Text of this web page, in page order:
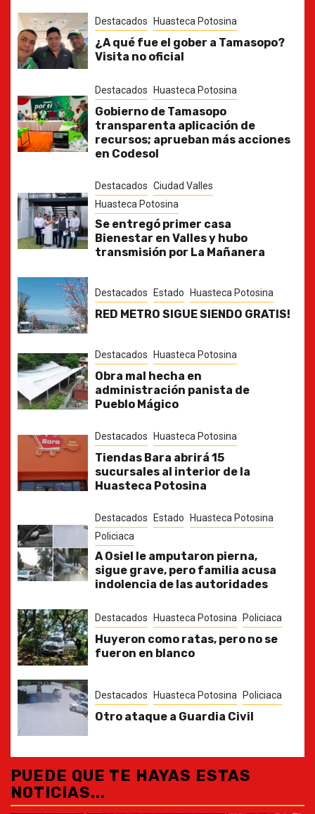
Destacados Huasteca Potosina
¿A qué fue el gober a Tamasopo?
Visita no oficial
Destacados Huasteca Potosina
Gobierno de Tamasopo
transparenta aplicación de
recursos; aprueban más acciones
en Codesol
Destacados Ciudad Valles
Huasteca Potosina
Se entregó primer casa
Bienestar en Valles y hubo
transmisión por La Mañanera
Destacados Estado Huasteca Potosina
RED METRO SIGUE SIENDO GRATIS!
Destacados Huasteca Potosina
Obra mal hecha en
administración panista de
Pueblo Mágico
Destacados Huasteca Potosina
Tiendas Bara abrirá 15
sucursales al interior de la
Huasteca Potosina
Destacados Estado
Huasteca Potosina
Policiaca
A Osiel le amputaron pierna,
sigue grave, pero familia acusa
indolencia de las autoridades
Destacados Huasteca Potosina Policiaca
Huyeron como ratas, pero no se
fueron en blanco
Destacados Huasteca Potosina Policiaca
Otro ataque a Guardia Civil
PUEDE QUE TE HAYAS ESTAS
NOTICIAS...